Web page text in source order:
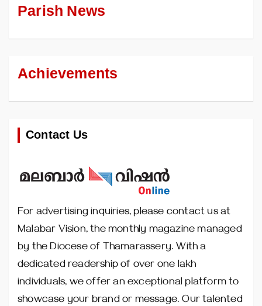
Parish News
Achievements
Contact Us
For advertising inquiries, please contact us at
Malabar Vision, the monthly magazine managed
by the Diocese of Thamarassery. With a
dedicated readership of over one lakh
individuals, we offer an exceptional platform to
showcase your brand or message. Our talented